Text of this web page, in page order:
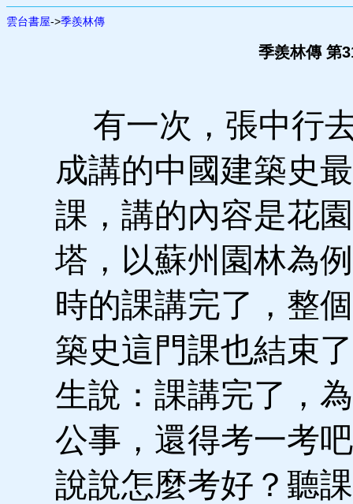
雲台書屋->季羨林傳
季羨林傳 第
有一次，張中行
成講的中國建築史
課，講的內容是花
塔，以蘇州園林為
時的課講完了，整
築史這門課也結束
生說：課講完了，
公事，還得考一考
說說怎麼考好？聽